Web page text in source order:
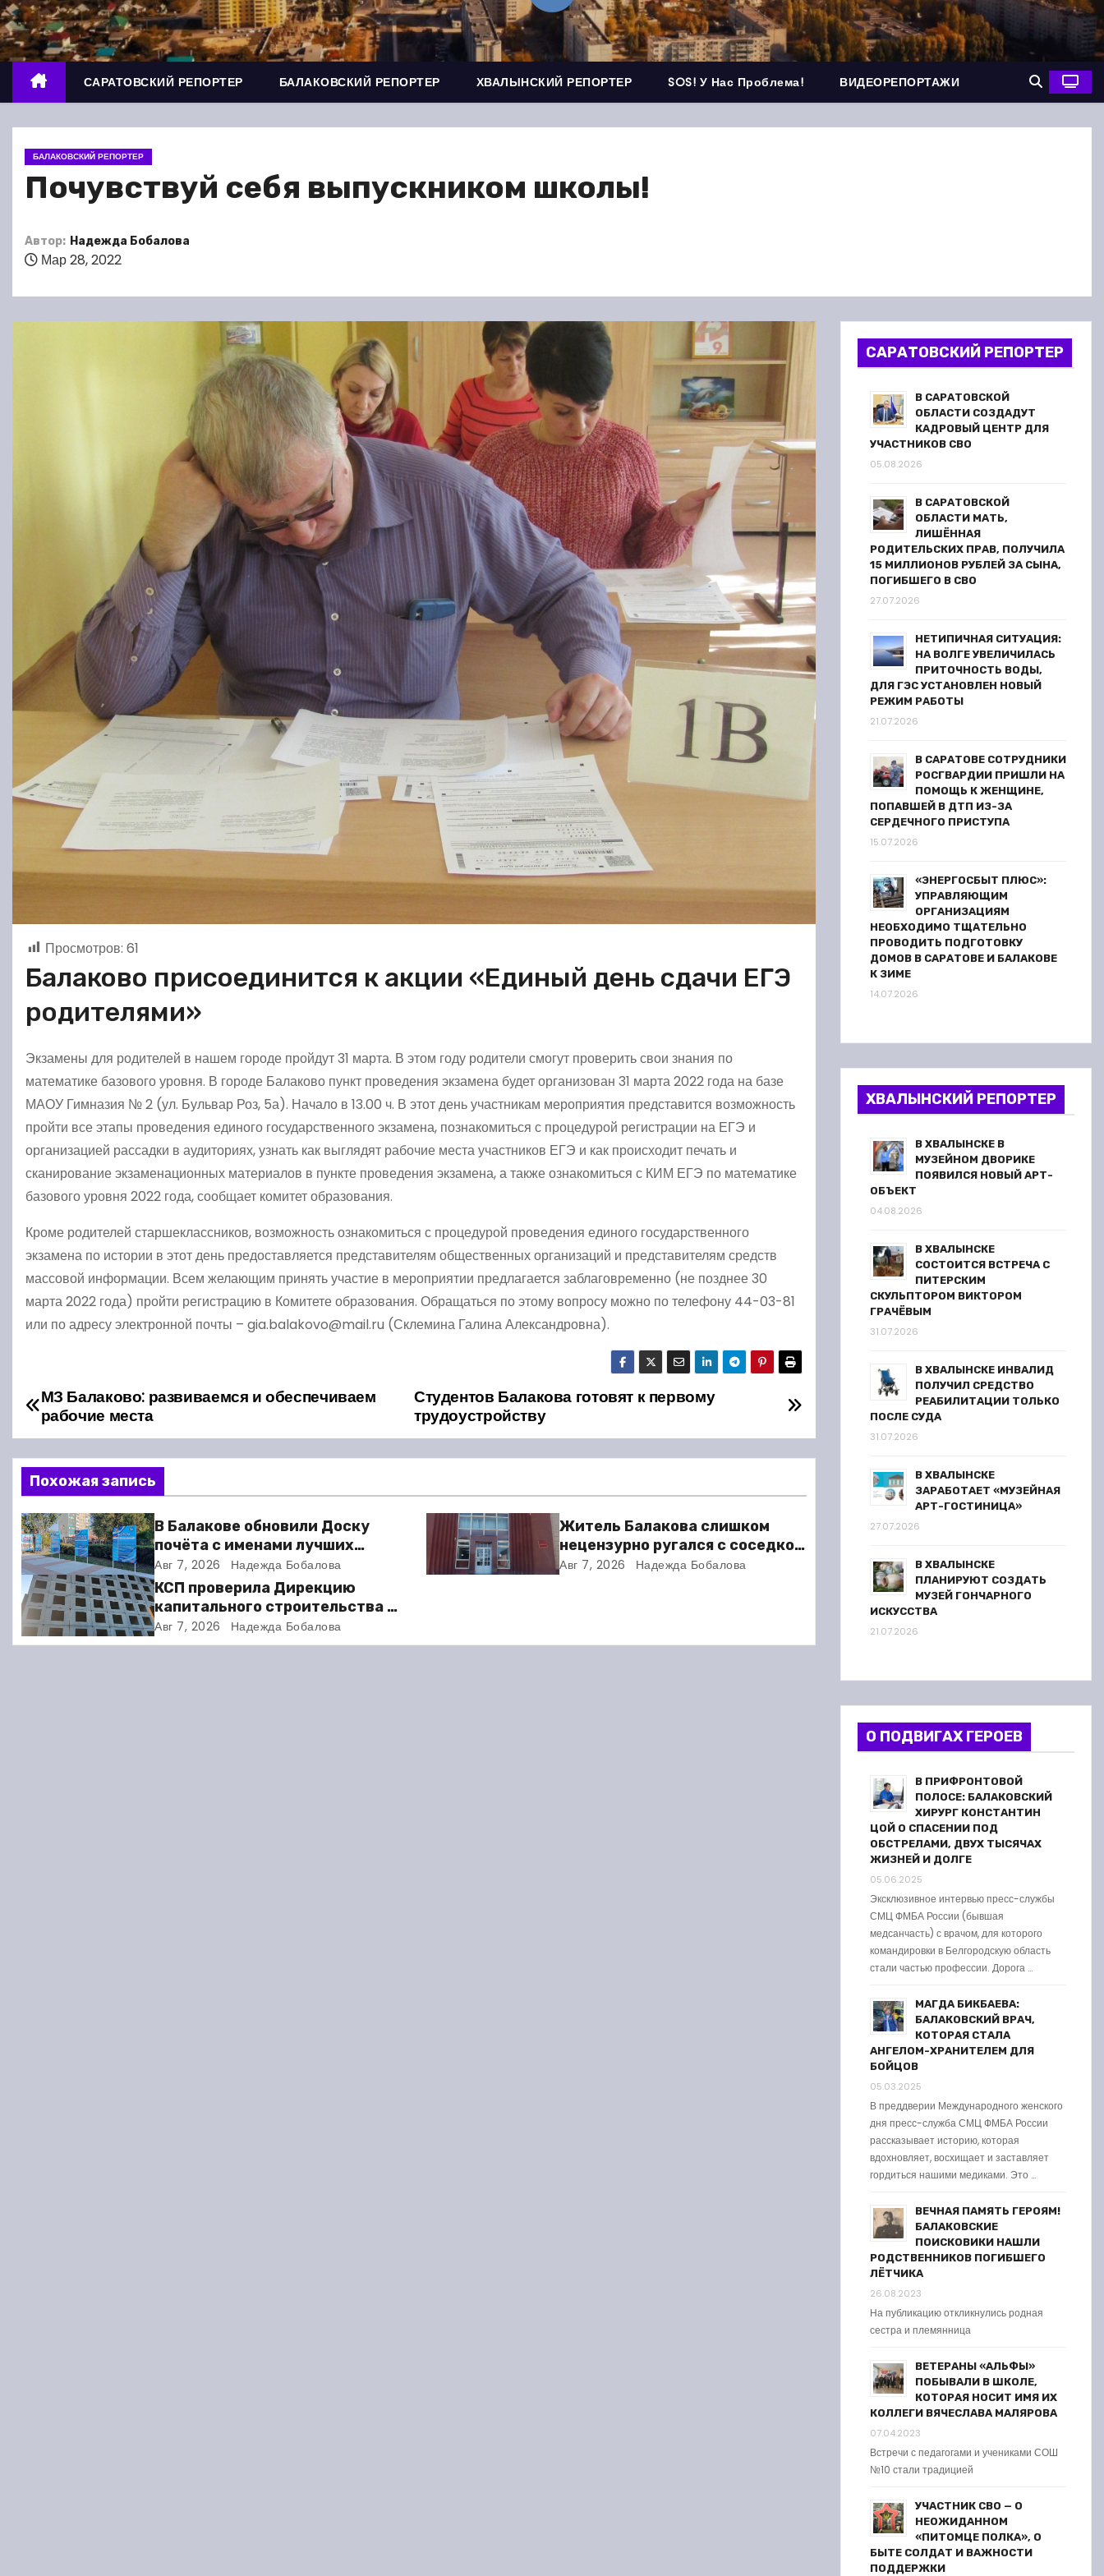
о
м
у
САРАТОВСКИЙ РЕПОРТЕР БАЛАКОВСКИЙ РЕПОРТЕР ХВАЛЫНСКИЙ РЕПОРТЕР SOS! У Нас Проблема! ВИДЕОРЕПОРТАЖИ
БАЛАКОВСКИЙ РЕПОРТЕР
Почувствуй себя выпускником школы!
Автор: Надежда Бобалова
Мар 28, 2022
Просмотров: 61
Балаково присоединится к акции «Единый день сдачи ЕГЭ
родителями»
Экзамены для родителей в нашем городе пройдут 31 марта. В этом году родители смогут проверить свои знания по
математике базового уровня. В городе Балаково пункт проведения экзамена будет организован 31 марта 2022 года на базе
МАОУ Гимназия № 2 (ул. Бульвар Роз, 5а). Начало в 13.00 ч. В этот день участникам мероприятия представится возможность
пройти все этапы проведения единого государственного экзамена, познакомиться с процедурой регистрации на ЕГЭ и
организацией рассадки в аудиториях, узнать как выглядят рабочие места участников ЕГЭ и как происходит печать и
сканирование экзаменационных материалов в пункте проведения экзамена, а также ознакомиться с КИМ ЕГЭ по математике
базового уровня 2022 года, сообщает комитет образования.
Кроме родителей старшеклассников, возможность ознакомиться с процедурой проведения единого государственного
экзамена по истории в этот день предоставляется представителям общественных организаций и представителям средств
массовой информации. Всем желающим принять участие в мероприятии предлагается заблаговременно (не позднее 30
марта 2022 года) пройти регистрацию в Комитете образования. Обращаться по этому вопросу можно по телефону 44-03-81
или по адресу электронной почты – gia.balakovo@mail.ru (Склемина Галина Александровна).
Н
а
в
и
г
а
ц
и
Студентов Балакова готовят к первому
трудоустройству
МЗ Балаково: развиваемся и обеспечиваем
рабочие места
Похожая запись
В Балакове обновили Доску
почёта с именами лучших
спортсменов. Фото
Авг 7, 2026 Надежда Бобалова
Житель Балакова слишком
нецензурно ругался с соседкой
и получил двое суток ареста
Авг 7, 2026 Надежда Бобалова
КСП проверила Дирекцию
капитального строительства в
Балакове и нашла множество
нарушений
Авг 7, 2026 Надежда Бобалова
САРАТОВСКИЙ РЕПОРТЕР
В САРАТОВСКОЙ
ОБЛАСТИ СОЗДАДУТ
КАДРОВЫЙ ЦЕНТР ДЛЯ
УЧАСТНИКОВ СВО
05.08.2026
В САРАТОВСКОЙ
ОБЛАСТИ МАТЬ,
ЛИШЁННАЯ
РОДИТЕЛЬСКИХ ПРАВ, ПОЛУЧИЛА
15 МИЛЛИОНОВ РУБЛЕЙ ЗА СЫНА,
ПОГИБШЕГО В СВО
27.07.2026
НЕТИПИЧНАЯ СИТУАЦИЯ:
НА ВОЛГЕ УВЕЛИЧИЛАСЬ
ПРИТОЧНОСТЬ ВОДЫ,
ДЛЯ ГЭС УСТАНОВЛЕН НОВЫЙ
РЕЖИМ РАБОТЫ
21.07.2026
В САРАТОВЕ СОТРУДНИКИ
РОСГВАРДИИ ПРИШЛИ НА
ПОМОЩЬ К ЖЕНЩИНЕ,
ПОПАВШЕЙ В ДТП ИЗ-ЗА
СЕРДЕЧНОГО ПРИСТУПА
15.07.2026
«ЭНЕРГОСБЫТ ПЛЮС»:
УПРАВЛЯЮЩИМ
ОРГАНИЗАЦИЯМ
НЕОБХОДИМО ТЩАТЕЛЬНО
ПРОВОДИТЬ ПОДГОТОВКУ
ДОМОВ В САРАТОВЕ И БАЛАКОВЕ
К ЗИМЕ
14.07.2026
ХВАЛЫНСКИЙ РЕПОРТЕР
В ХВАЛЫНСКЕ В
МУЗЕЙНОМ ДВОРИКЕ
ПОЯВИЛСЯ НОВЫЙ АРТ-
ОБЪЕКТ
04.08.2026
В ХВАЛЫНСКЕ
СОСТОИТСЯ ВСТРЕЧА С
ПИТЕРСКИМ
СКУЛЬПТОРОМ ВИКТОРОМ
ГРАЧЁВЫМ
31.07.2026
В ХВАЛЫНСКЕ ИНВАЛИД
ПОЛУЧИЛ СРЕДСТВО
РЕАБИЛИТАЦИИ ТОЛЬКО
ПОСЛЕ СУДА
31.07.2026
В ХВАЛЫНСКЕ
ЗАРАБОТАЕТ «МУЗЕЙНАЯ
АРТ-ГОСТИНИЦА»
27.07.2026
В ХВАЛЫНСКЕ
ПЛАНИРУЮТ СОЗДАТЬ
МУЗЕЙ ГОНЧАРНОГО
ИСКУССТВА
21.07.2026
О ПОДВИГАХ ГЕРОЕВ
В ПРИФРОНТОВОЙ
ПОЛОСЕ: БАЛАКОВСКИЙ
ХИРУРГ КОНСТАНТИН
ЦОЙ О СПАСЕНИИ ПОД
ОБСТРЕЛАМИ, ДВУХ ТЫСЯЧАХ
ЖИЗНЕЙ И ДОЛГЕ
05.06.2025
Эксклюзивное интервью пресс-службы
СМЦ ФМБА России (бывшая
медсанчасть) с врачом, для которого
командировки в Белгородскую область
стали частью профессии. Дорога …
МАГДА БИКБАЕВА:
БАЛАКОВСКИЙ ВРАЧ,
КОТОРАЯ СТАЛА
АНГЕЛОМ-ХРАНИТЕЛЕМ ДЛЯ
БОЙЦОВ
05.03.2025
В преддверии Международного женского
дня пресс-служба СМЦ ФМБА России
рассказывает историю, которая
вдохновляет, восхищает и заставляет
гордиться нашими медиками. Это …
ВЕЧНАЯ ПАМЯТЬ ГЕРОЯМ!
БАЛАКОВСКИЕ
ПОИСКОВИКИ НАШЛИ
РОДСТВЕННИКОВ ПОГИБШЕГО
ЛЁТЧИКА
26.08.2023
На публикацию откликнулись родная
сестра и племянница
ВЕТЕРАНЫ «АЛЬФЫ»
ПОБЫВАЛИ В ШКОЛЕ,
КОТОРАЯ НОСИТ ИМЯ ИХ
КОЛЛЕГИ ВЯЧЕСЛАВА МАЛЯРОВА
07.04.2023
Встречи с педагогами и учениками СОШ
№10 стали традицией
УЧАСТНИК СВО — О
НЕОЖИДАННОМ
«ПИТОМЦЕ ПОЛКА», О
БЫТЕ СОЛДАТ И ВАЖНОСТИ
ПОДДЕРЖКИ